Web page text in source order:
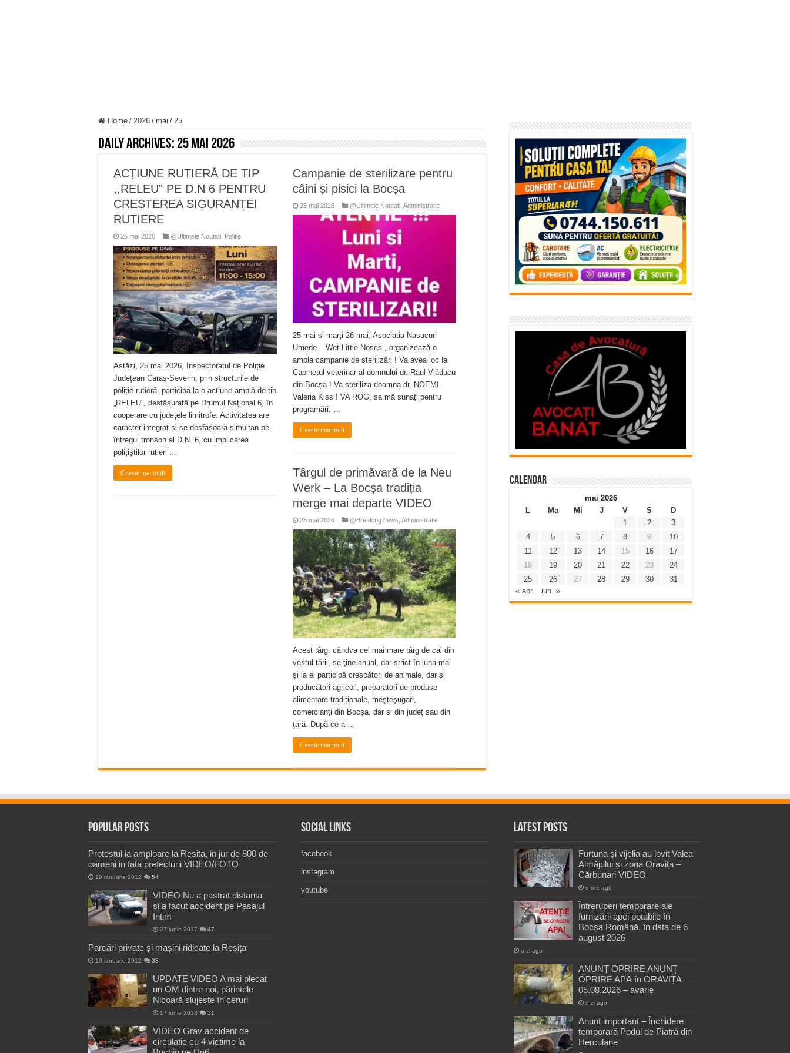
Home / 2026 / mai / 25
Daily Archives: 25 mai 2026
ACȚIUNE RUTIERĂ DE TIP
,,RELEU” PE D.N 6 PENTRU
CREȘTEREA SIGURANȚEI
RUTIERE
25 mai 2026 @Ultimele Noutati Politie
Astăzi, 25 mai 2026, Inspectoratul de Poliție
Județean Caraș-Severin, prin structurile de
poliție rutieră, participă la o acțiune amplă de tip
„RELEU”, desfășurată pe Drumul Național 6, în
cooperare cu județele limitrofe. Activitatea are
caracter integrat și se desfășoară simultan pe
întregul tronson al D.N. 6, cu implicarea
polițiștilor rutieri …
Citeste mai mult
Campanie de sterilizare pentru
câini și pisici la Bocșa
25 mai 2026 @Ultimele Noutati, Administratie
25 mai si marți 26 mai, Asociatia Nasucuri
Umede – Wet Little Noses , organizează o
ampla campanie de sterilizări ! Va avea loc la
Cabinetul veterinar al domnului dr. Raul Vlăducu
din Bocșa ! Va steriliza doamna dr. NOEMI
Valeria Kiss ! VA ROG, sa mă sunați pentru
programări: …
Citeste mai mult
Târgul de primăvară de la Neu
Werk – La Bocșa tradiția
merge mai departe VIDEO
25 mai 2026 @Breaking news Administratie
Acest târg, cândva cel mai mare târg de cai din
vestul țării, se ţine anual, dar strict în luna mai
şi la el participă crescători de animale, dar și
producători agricoli, preparatori de produse
alimentare tradiționale, meşteşugari,
comercianţi din Bocşa, dar si din judeţ sau din
ţară. După ce a …
Citeste mai mult
Calendar
mai 2026
L
Ma Mi J V S
D
1
2
3
4
5 6 7 8 9
10
11
12 13 14 15 16
17
18
19 20 21 22 23
24
25
26 27 28 29 30
31
« apr.
iun. »
Popular Posts
Protestul ia amploare la Resita, in jur de 800 de
oameni in fata prefecturii VIDEO/FOTO
19 ianuarie 2012 54
VIDEO Nu a pastrat distanta
si a facut accident pe Pasajul
Intim
27 iunie 2017 47
Parcări private și mașini ridicate la Reșița
10 ianuarie 2012 33
UPDATE VIDEO A mai plecat
un OM dintre noi, părintele
Nicoară slujește în ceruri
17 iunie 2013 31
VIDEO Grav accident de
circulatie cu 4 victime la
Social Links
facebook
instagram
youtube
Latest Posts
Furtuna și vijelia au lovit Valea
Almăjului și zona Oravița –
Cărbunari VIDEO
6 ore ago
Întreruperi temporare ale
furnizării apei potabile în
Bocșa Română, în data de 6
august 2026
o zi ago
ANUNŢ OPRIRE ANUNŢ
OPRIRE APĂ în ORAVIȚA –
05.08.2026 – avarie
o zi ago
Anunț important – Închidere
temporară Podul de Piatră din
Herculane